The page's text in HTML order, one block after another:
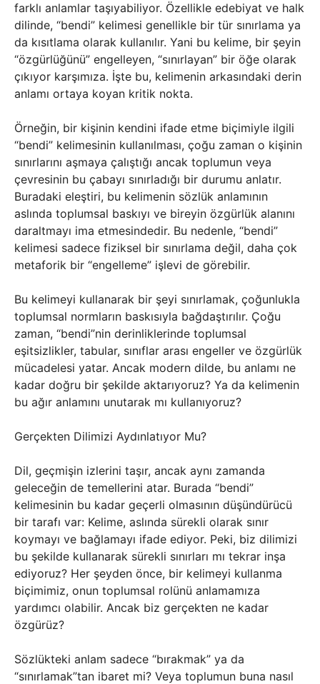
farklı anlamlar taşıyabiliyor. Özellikle edebiyat ve halk
dilinde, “bendi” kelimesi genellikle bir tür sınırlama ya
da kısıtlama olarak kullanılır. Yani bu kelime, bir şeyin
“özgürlüğünü” engelleyen, “sınırlayan” bir öğe olarak
çıkıyor karşımıza. İşte bu, kelimenin arkasındaki derin
anlamı ortaya koyan kritik nokta.
Örneğin, bir kişinin kendini ifade etme biçimiyle ilgili
“bendi” kelimesinin kullanılması, çoğu zaman o kişinin
sınırlarını aşmaya çalıştığı ancak toplumun veya
çevresinin bu çabayı sınırladığı bir durumu anlatır.
Buradaki eleştiri, bu kelimenin sözlük anlamının
aslında toplumsal baskıyı ve bireyin özgürlük alanını
daraltmayı ima etmesindedir. Bu nedenle, “bendi”
kelimesi sadece fiziksel bir sınırlama değil, daha çok
metaforik bir “engelleme” işlevi de görebilir.
Bu kelimeyi kullanarak bir şeyi sınırlamak, çoğunlukla
toplumsal normların baskısıyla bağdaştırılır. Çoğu
zaman, “bendi”nin derinliklerinde toplumsal
eşitsizlikler, tabular, sınıflar arası engeller ve özgürlük
mücadelesi yatar. Ancak modern dilde, bu anlamı ne
kadar doğru bir şekilde aktarıyoruz? Ya da kelimenin
bu ağır anlamını unutarak mı kullanıyoruz?
Gerçekten Dilimizi Aydınlatıyor Mu?
Dil, geçmişin izlerini taşır, ancak aynı zamanda
geleceğin de temellerini atar. Burada “bendi”
kelimesinin bu kadar geçerli olmasının düşündürücü
bir tarafı var: Kelime, aslında sürekli olarak sınır
koymayı ve bağlamayı ifade ediyor. Peki, biz dilimizi
bu şekilde kullanarak sürekli sınırları mı tekrar inşa
ediyoruz? Her şeyden önce, bir kelimeyi kullanma
biçimimiz, onun toplumsal rolünü anlamamıza
yardımcı olabilir. Ancak biz gerçekten ne kadar
özgürüz?
Sözlükteki anlam sadece “bırakmak” ya da
“sınırlamak”tan ibaret mi? Veya toplumun buna nasıl